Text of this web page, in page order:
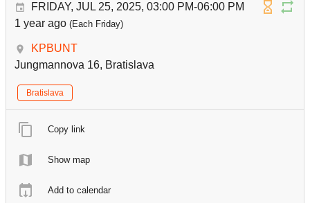
FRIDAY, JUL 25, 2025, 03:00 PM-06:00 PM
1 year ago (Each Friday)
KPBUNT
Jungmannova 16, Bratislava
Bratislava
Copy link
Show map
Add to calendar